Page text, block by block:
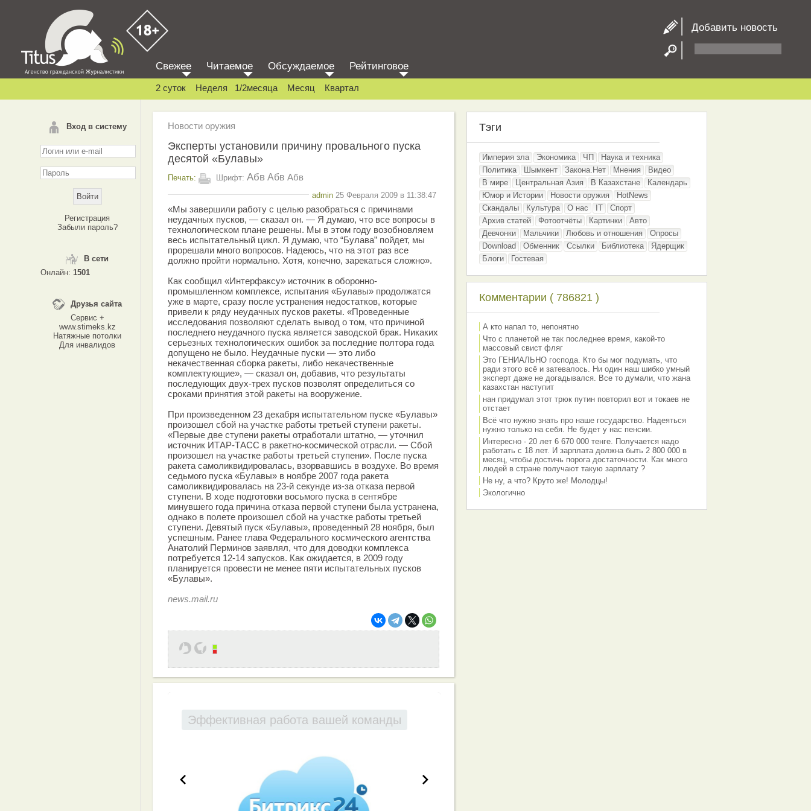
Добавить новость
Вход в систему
Регистрация
Забыли пароль?
В сети
Онлайн: 1501
Друзья сайта
Сервис +
www.stimeks.kz
Натяжные потолки
Для инвалидов
Свежее Читаемое Обсуждаемое Рейтинговое
2 суток Неделя 1/2месяца Месяц Квартал
Новости оружия
Эксперты установили причину провального пуска
десятой «Булавы»
Печать: Шрифт: Абв Абв Абв
admin 25 Февраля 2009 в 11:38:47
«Мы завершили работу с целью разобраться с причинами
неудачных пусков, — сказал он. — Я думаю, что все вопросы в
технологическом плане решены. Мы в этом году возобновляем
весь испытательный цикл. Я думаю, что “Булава” пойдет, мы
прорешали много вопросов. Надеюсь, что на этот раз все
должно пройти нормально. Хотя, конечно, зарекаться сложно».
Как сообщил «Интерфаксу» источник в оборонно-
промышленном комплексе, испытания «Булавы» продолжатся
уже в марте, сразу после устранения недостатков, которые
привели к ряду неудачных пусков ракеты. «Проведенные
исследования позволяют сделать вывод о том, что причиной
последнего неудачного пуска является заводской брак. Никаких
серьезных технологических ошибок за последние полтора года
допущено не было. Неудачные пуски — это либо
некачественная сборка ракеты, либо некачественные
комплектующие», — сказал он, добавив, что результаты
последующих двух-трех пусков позволят определиться со
сроками принятия этой ракеты на вооружение.
При произведенном 23 декабря испытательном пуске «Булавы»
произошел сбой на участке работы третьей ступени ракеты.
«Первые две ступени ракеты отработали штатно, — уточнил
источник ИТАР-ТАСС в ракетно-космической отрасли. — Сбой
произошел на участке работы третьей ступени». После пуска
ракета самоликвидировалась, взорвавшись в воздухе. Во время
седьмого пуска «Булавы» в ноябре 2007 года ракета
самоликвидировалась на 23-й секунде из-за отказа первой
ступени. В ходе подготовки восьмого пуска в сентябре
минувшего года причина отказа первой ступени была устранена,
однако в полете произошел сбой на участке работы третьей
ступени. Девятый пуск «Булавы», проведенный 28 ноября, был
успешным. Ранее глава Федерального космического агентства
Анатолий Перминов заявлял, что для доводки комплекса
потребуется 12-14 запусков. Как ожидается, в 2009 году
планируется провести не менее пяти испытательных пусков
«Булавы».
news.mail.ru
Эффективная работа вашей команды
Тэги
Империя зла Экономика ЧП
Наука и техника
Политика
Шымкент Закона.Нет Мнения
Видео
В мире
Центральная Азия В Казахстане
Календарь
Юмор и Истории
Новости оружия
HotNews
Скандалы
Культура О нас IT
Спорт
Архив статей
Фотоотчёты Картинки
Авто
Девчонки
Мальчики Любовь и отношения
Опросы
Download
Обменник Ссылки Библиотека
Ядерщик
Блоги
Гостевая
Комментарии ( 786821 )
А кто напал то, непонятно
Что с планетой не так последнее время, какой-то
массовый свист фляг
Это ГЕНИАЛЬНО господа. Кто бы мог подумать, что
ради этого всё и затевалось. Ни один наш шибко умный
эксперт даже не догадывался. Все то думали, что жана
казахстан наступит
нан придумал этот трюк путин повторил вот и токаев не
отстает
Всё что нужно знать про наше государство. Надеяться
нужно только на себя. Не будет у нас пенсии.
Интересно - 20 лет 6 670 000 тенге. Получается надо
работать с 18 лет. И зарплата должна быть 2 800 000 в
месяц, чтобы достичь порога достаточности. Как много
людей в стране получают такую зарплату ?
Не ну, а что? Круто же! Молодцы!
Экологично